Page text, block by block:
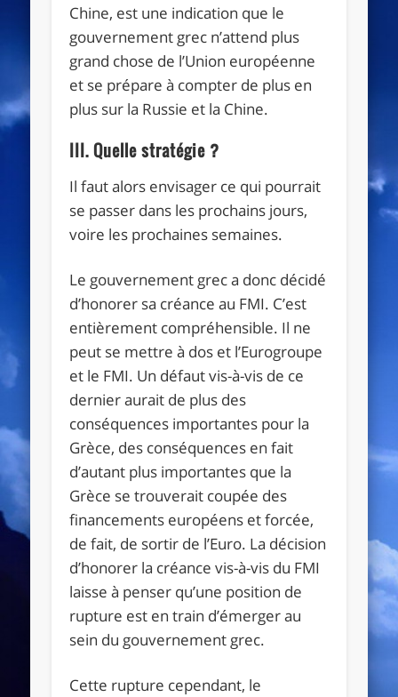
Chine, est une indication que le
gouvernement grec n’attend plus
grand chose de l’Union européenne
et se prépare à compter de plus en
plus sur la Russie et la Chine.
III. Quelle stratégie ?
Il faut alors envisager ce qui pourrait
se passer dans les prochains jours,
voire les prochaines semaines.
Le gouvernement grec a donc décidé
d’honorer sa créance au FMI. C’est
entièrement compréhensible. Il ne
peut se mettre à dos et l’Eurogroupe
et le FMI. Un défaut vis-à-vis de ce
dernier aurait de plus des
conséquences importantes pour la
Grèce, des conséquences en fait
d’autant plus importantes que la
Grèce se trouverait coupée des
financements européens et forcée,
de fait, de sortir de l’Euro. La décision
d’honorer la créance vis-à-vis du FMI
laisse à penser qu’une position de
rupture est en train d’émerger au
sein du gouvernement grec.
Cette rupture cependant, le